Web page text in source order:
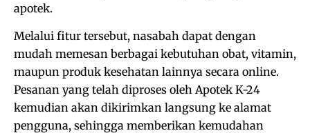
apotek.
Melalui fitur tersebut, nasabah dapat dengan
mudah memesan berbagai kebutuhan obat, vitamin,
maupun produk kesehatan lainnya secara online.
Pesanan yang telah diproses oleh Apotek K-24
kemudian akan dikirimkan langsung ke alamat
pengguna, sehingga memberikan kemudahan